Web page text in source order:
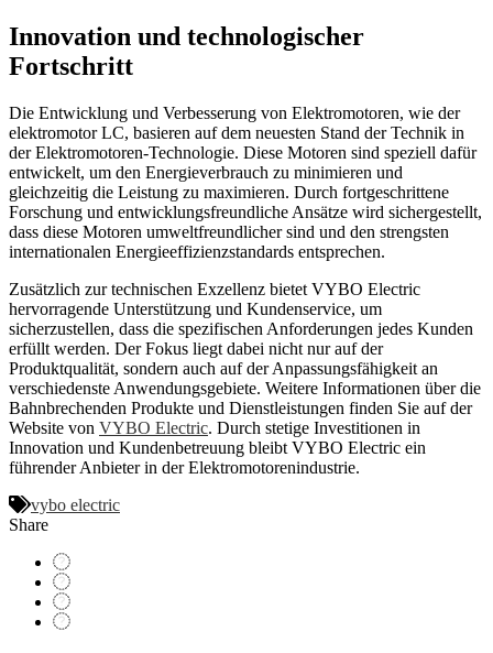
Innovation und technologischer
Fortschritt
Die Entwicklung und Verbesserung von Elektromotoren, wie der
elektromotor LC, basieren auf dem neuesten Stand der Technik in
der Elektromotoren-Technologie. Diese Motoren sind speziell dafür
entwickelt, um den Energieverbrauch zu minimieren und
gleichzeitig die Leistung zu maximieren. Durch fortgeschrittene
Forschung und entwicklungsfreundliche Ansätze wird sichergestellt,
dass diese Motoren umweltfreundlicher sind und den strengsten
internationalen Energieeffizienzstandards entsprechen.
Zusätzlich zur technischen Exzellenz bietet VYBO Electric
hervorragende Unterstützung und Kundenservice, um
sicherzustellen, dass die spezifischen Anforderungen jedes Kunden
erfüllt werden. Der Fokus liegt dabei nicht nur auf der
Produktqualität, sondern auch auf der Anpassungsfähigkeit an
verschiedenste Anwendungsgebiete. Weitere Informationen über die
Bahnbrechenden Produkte und Dienstleistungen finden Sie auf der
Website von VYBO Electric. Durch stetige Investitionen in
Innovation und Kundenbetreuung bleibt VYBO Electric ein
führender Anbieter in der Elektromotorenindustrie.
vybo electric
Share